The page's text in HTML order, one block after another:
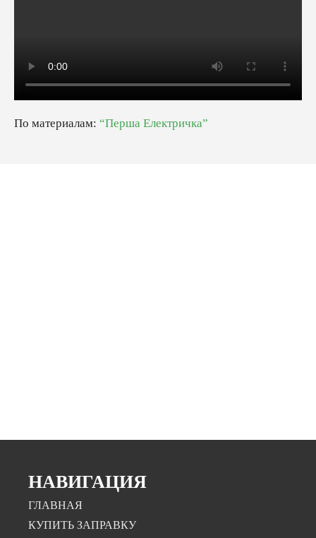
По материалам: “Перша Електричка”
НАВИГАЦИЯ
ГЛАВНАЯ
КУПИТЬ ЗАПРАВКУ